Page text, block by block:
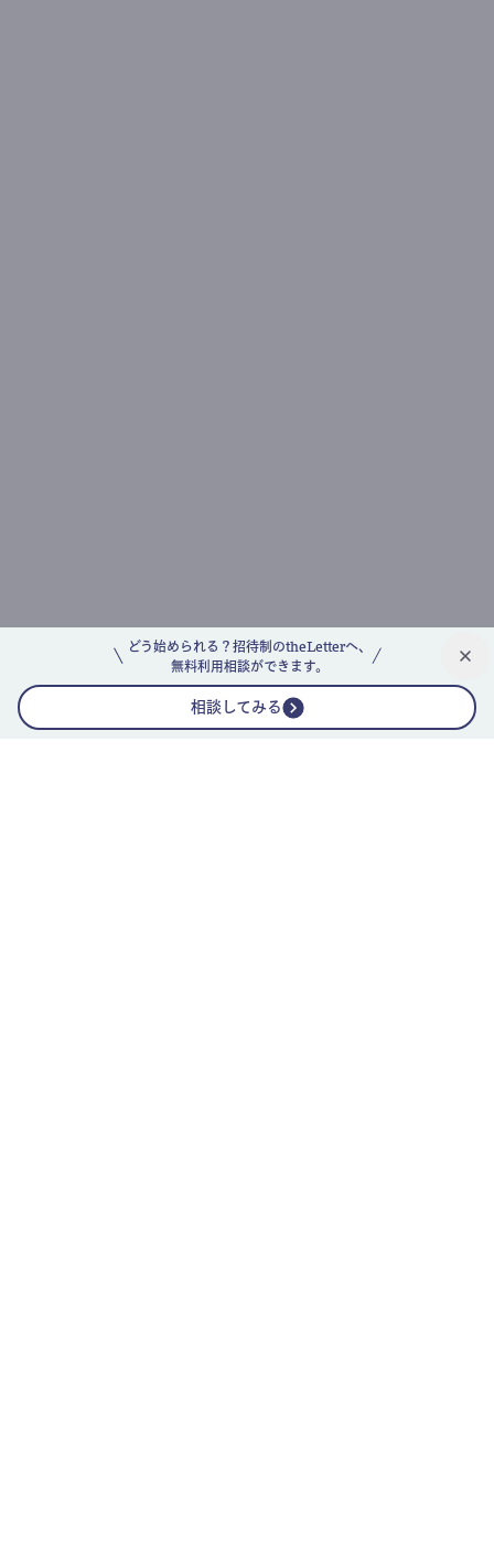
どう始められる？招待制のtheLetterへ、
無料利用相談ができます。
相談してみる